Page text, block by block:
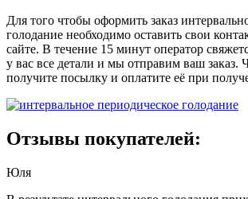
Для того чтобы оформить заказ
голодание необходимо оставить свои
сайте. В течение 15 минут оператор
у вас все детали и мы отправим ваш заказ.
получите посылку и оплатите её при
Отзывы покупателей:
Юля